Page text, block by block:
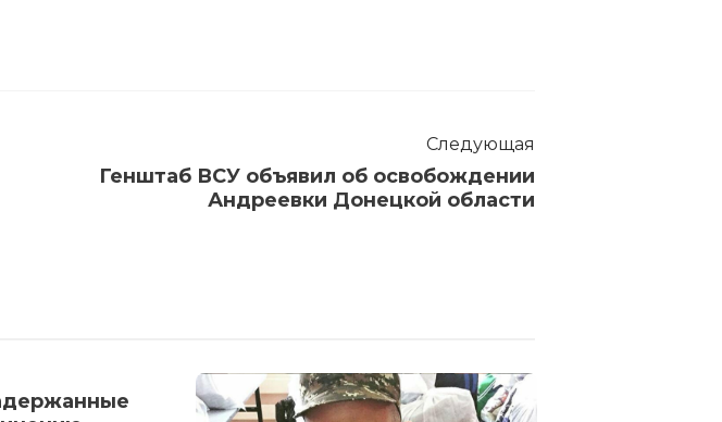
Следующая
Генштаб ВСУ объявил об освобождении
Андреевки Донецкой области